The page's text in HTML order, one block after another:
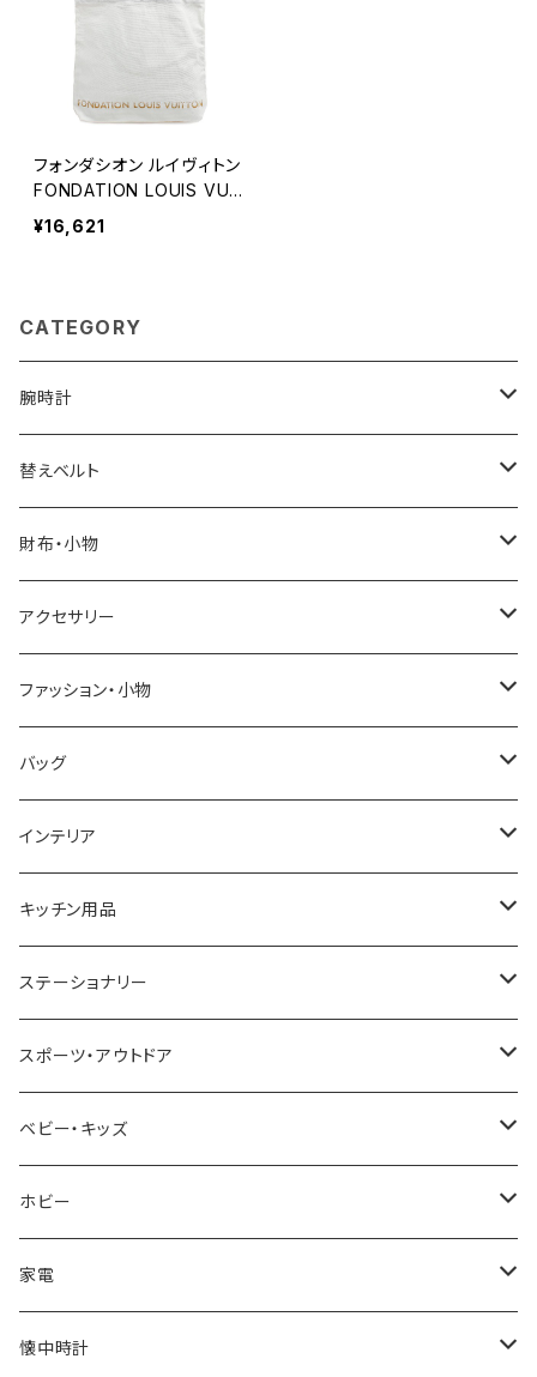
フォンダシオン ルイヴィトン
FONDATION LOUIS VUIT
TON ルイヴィトン美術館限
定モデル トートバッグ LV-F
ュ 2000000000358 203
58
¥16,621
CATEGORY
腕時計
ELGIN
SALVATORE MARRA
CASIO
GRANDEUR
COGU
GAGA MILANO
CACTUS
TIMEX
NIXON
AVALANCHE
ORIENT
ZEPPELIN
SKAGEN
替えベルト
COACH
DANIEL WELLINGTON
LACOSTE
DIESEL
MICHAEL KORS
NO BRAND
財布・小物
SONNE
DUCT
TRANSNUMBER
SAAMA HOMME
ARNOLD PALMER
MICHAEL KORS
DIESEL
ALV
Merge
ETTINGER
COACH
アクセサリー
GUCCI
TIFFANY&CO
FOLLI FOLLIE
POLICE
PAUL HEWITT
22designstudio
BOTTEGA VENETA
EMPORIO ARMANI
CALVIN KLEIN
DANIEL WELLINGTON
ファッション・小物
DAKS
栃木レザー
NIKE
DUNHILL
NEWYORKER
OROBIANCO
Ellese
COLEMAN
MONTBLANC
バッグ
MANHATTAN PORTAGE
United HOMME
RODANIA
BEAMZSQUARE
BLAZER CLUB
ANDY HAWARD
G GUSTO
GULLWING
インテリア
CRYSTOCRAFT
SEIKO
CITIZEN
BRAUN
RHYTHM
BLOSSOM
MONDAINE
キッチン用品
I'mD
Helios
VALENTINO VISCANI
ステーショナリー
LAMY
WATERMAN
PARKER
PELIKAN
CROSS
スポーツ・アウトドア
Trangia
Barebones
FEUERHAND
CASIO
ベビー・キッズ
ふわりぃ
ERGO BABY
ホビー
その他
AMOS
家電
CREATE
懐中時計